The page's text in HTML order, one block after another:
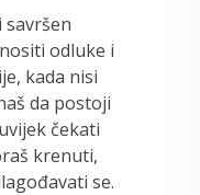
savršen
odluke i
kada nisi
da postoji
čekati
krenuti,
se.